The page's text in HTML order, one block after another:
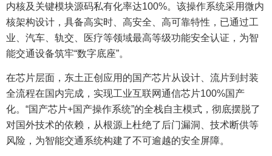
内核及关键模块源码私有化率达100%。该操作系统采用微内
核架构设计，具备高实时、高安全、高可靠特性，已通过工
业、汽车、轨交、医疗等领域最高等级功能安全认证，为智
能交通设备筑牢“数字底座”。
在芯片层面，东土正创应用的国产芯片从设计、流片到封装
全流程在国内完成，实现工业互联网通信芯片100%国产
化。“国产芯片+国产操作系统”的全栈自主模式，彻底摆脱了
对国外技术的依赖，从根源上杜绝了后门漏洞、技术断供等
风险，为智能交通系统构建了不可逾越的安全屏障。